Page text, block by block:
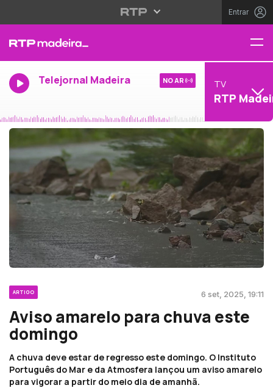
Entrar
Telejornal Madeira NO AR TV
RTP
ARTIGO 6 set, 2025, 19:11
Aviso amarelo para chuva este
domingo
A chuva deve estar de regresso este domingo. O Instituto
Português do Mar e da Atmosfera lançou um aviso amarelo
para vigorar a partir do meio dia de amanhã.